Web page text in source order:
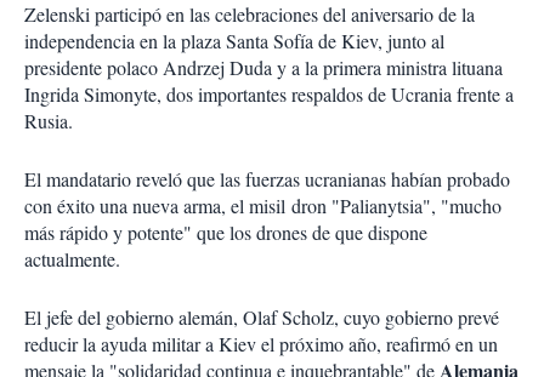
Zelenski participó en las celebraciones del aniversario de la
independencia en la plaza Santa Sofía de Kiev, junto al
presidente polaco Andrzej Duda y a la primera ministra lituana
Ingrida Simonyte, dos importantes respaldos de Ucrania frente a
Rusia.
El mandatario reveló que las fuerzas ucranianas habían probado
con éxito una nueva arma, el misil dron "Palianytsia", "mucho
más rápido y potente" que los drones de que dispone
actualmente.
El jefe del gobierno alemán, Olaf Scholz, cuyo gobierno prevé
reducir la ayuda militar a Kiev el próximo año, reafirmó en un
mensaje la "solidaridad continua e inquebrantable" de Alemania